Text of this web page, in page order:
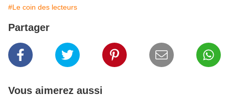
#Le coin des lecteurs
Partager
Vous aimerez aussi